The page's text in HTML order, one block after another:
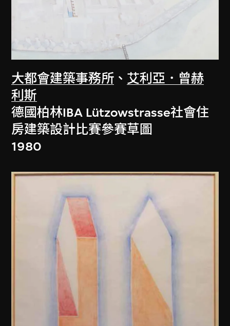
大都會建築事務所 、 艾利亞．曾赫
利斯
德國柏林IBA Lützowstrasse社會住
房建築設計比賽參賽草圖
1980